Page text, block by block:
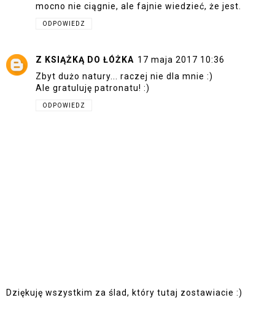
mocno nie ciągnie, ale fajnie wiedzieć, że jest.
ODPOWIEDZ
Z KSIĄŻKĄ DO ŁÓŻKA 17 maja 2017 10:36
Zbyt dużo natury... raczej nie dla mnie :)
Ale gratuluję patronatu! :)
ODPOWIEDZ
Dziękuję wszystkim za ślad, który tutaj zostawiacie :)